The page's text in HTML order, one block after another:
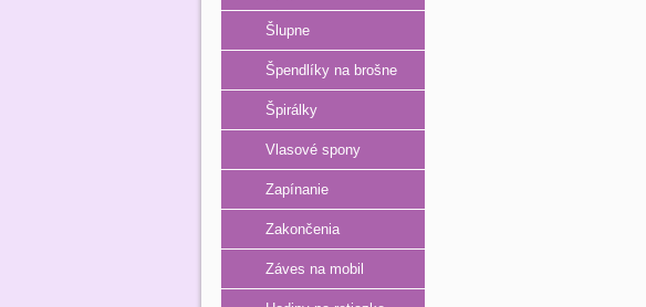
Šlupne
Špendlíky na brošne
Špirálky
Vlasové spony
Zapínanie
Zakončenia
Záves na mobil